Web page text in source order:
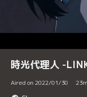
時光代理人 -
Aired on 2022/01/30 23